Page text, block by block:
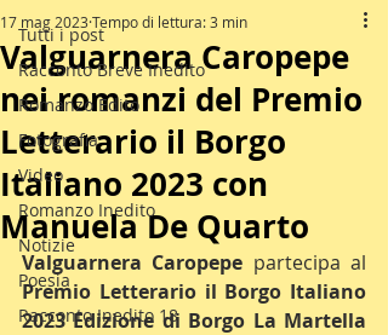
Tutti i post
Racconto Breve Inedito
Romanzo Edito
Fotografia
Video
Romanzo Inedito
Notizie
Poesia
Racconto Inedito 18
Valguarnera Caropepe
nei romanzi del Premio
Letterario il Borgo
Italiano 2023 con
Manuela De Quarto
17 mag 2023 Tempo di lettura: 3 min
Valguarnera Caropepe
Premio Letterario il Borgo Italiano
2023 Edizione di Borgo La Martella